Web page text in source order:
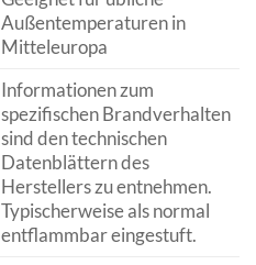
Außentemperaturen in
Mitteleuropa
Informationen zum
spezifischen Brandverhalten
sind den technischen
Datenblättern des
Herstellers zu entnehmen.
Typischerweise als normal
entflammbar eingestuft.